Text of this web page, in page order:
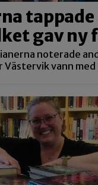
gav ny
noterade
Västervik vann